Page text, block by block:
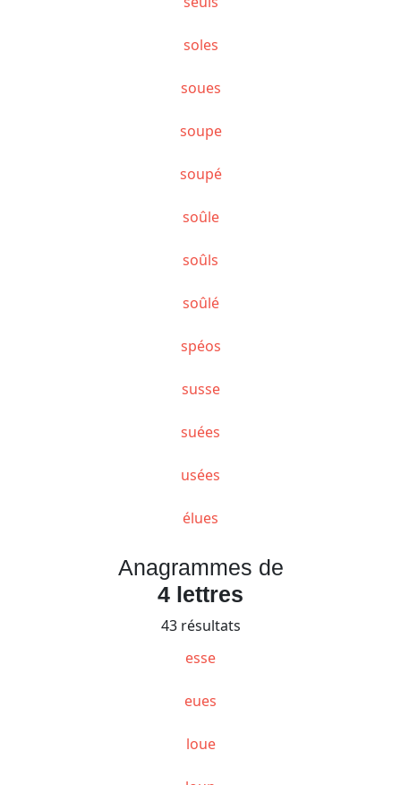
soles
soues
soupe
soupé
soûle
soûls
soûlé
spéos
susse
suées
usées
élues
Anagrammes de
4 lettres
43 résultats
esse
eues
loue